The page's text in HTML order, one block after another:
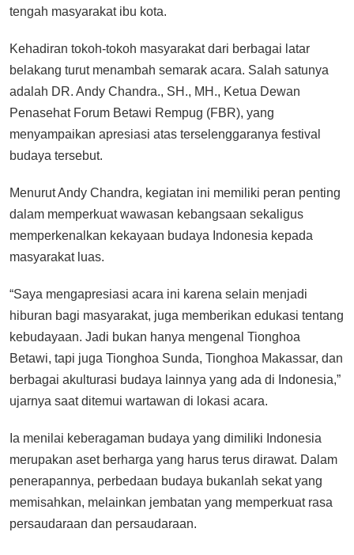
tengah masyarakat ibu kota.
Kehadiran tokoh-tokoh masyarakat dari berbagai latar
belakang turut menambah semarak acara. Salah satunya
adalah DR. Andy Chandra., SH., MH., Ketua Dewan
Penasehat Forum Betawi Rempug (FBR), yang
menyampaikan apresiasi atas terselenggaranya festival
budaya tersebut.
Menurut Andy Chandra, kegiatan ini memiliki peran penting
dalam memperkuat wawasan kebangsaan sekaligus
memperkenalkan kekayaan budaya Indonesia kepada
masyarakat luas.
“Saya mengapresiasi acara ini karena selain menjadi
hiburan bagi masyarakat, juga memberikan edukasi tentang
kebudayaan. Jadi bukan hanya mengenal Tionghoa
Betawi, tapi juga Tionghoa Sunda, Tionghoa Makassar, dan
berbagai akulturasi budaya lainnya yang ada di Indonesia,”
ujarnya saat ditemui wartawan di lokasi acara.
Ia menilai keberagaman budaya yang dimiliki Indonesia
merupakan aset berharga yang harus terus dirawat. Dalam
penerapannya, perbedaan budaya bukanlah sekat yang
memisahkan, melainkan jembatan yang memperkuat rasa
persaudaraan dan persaudaraan.